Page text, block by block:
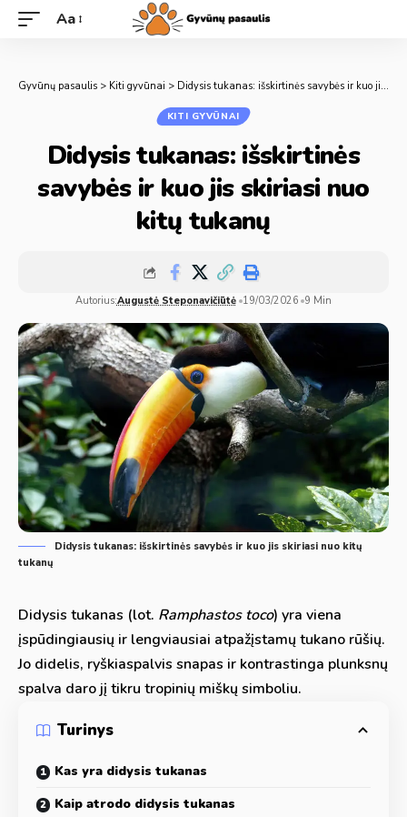
Aa
Gyvūnų pasaulis > Kiti gyvūnai > Didysis tukanas: išskirtinės savybės ir kuo jis skiriasi nuo kitų tukanų
KITI GYVŪNAI
Didysis tukanas: išskirtinės
savybės ir kuo jis skiriasi nuo
kitų tukanų
Autorius:Augustė Steponavičiūtė 19/03/2026 9 Min
Didysis tukanas: išskirtinės savybės ir kuo jis skiriasi nuo kitų
tukanų
Didysis tukanas (lot. Ramphastos toco) yra viena
įspūdingiausių ir lengviausiai atpažįstamų tukano rūšių.
Jo didelis, ryškiaspalvis snapas ir kontrastinga plunksnų
spalva daro jį tikru tropinių miškų simboliu.
Turinys
Kas yra didysis tukanas
Kaip atrodo didysis tukanas